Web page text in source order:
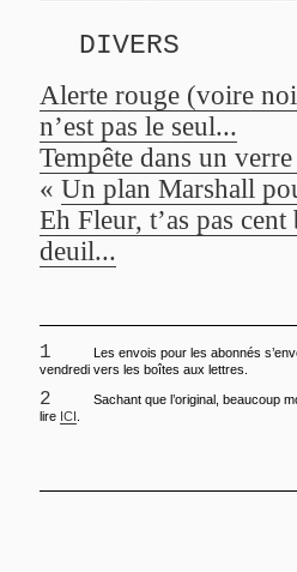
DIVERS
Alerte rouge (voire
n’est pas le seul...
Tempête dans un
« Un plan Marshall
Eh Fleur, t’as pas
deuil...
1
Les envois pour les abonnés
vendredi vers les boîtes aux lettres.
2
Sachant que l’original, beaucoup
lire ICI